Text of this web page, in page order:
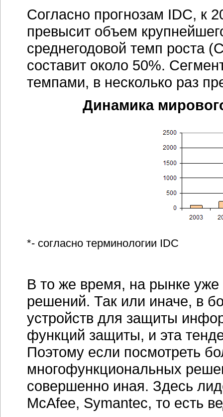
Согласно прогнозам IDC, к
превысит объем
среднегодовой темп роста
составит около 50%.
темпами, в несколько раз
Динамика
*- согласно терминологии IDC
В то же время, на рынке уже
решений. Так или иначе, в
устройств для защиты
функций защиты, и эта
Поэтому если посмотреть
многофункциональных
совершенно иная. Здесь
McAfee, Symantec, то есть